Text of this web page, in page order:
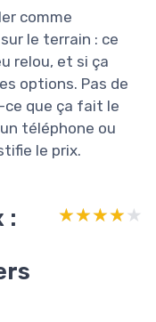
comme
le terrain : ce
relou, et si ça
options. Pas de
que ça fait le
téléphone ou
le prix.
:
★★★★★
★★★★★